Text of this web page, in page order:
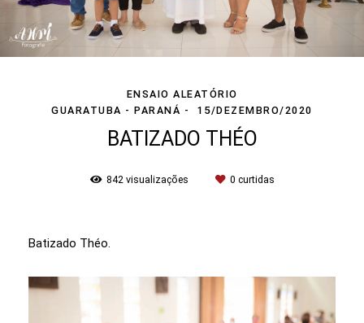
ENSAIO ALEATÓRIO
GUARATUBA - PARANÁ
15/DEZEMBRO/2020
BATIZADO THÉO
842 visualizações 0 curtidas
Batizado Théo.